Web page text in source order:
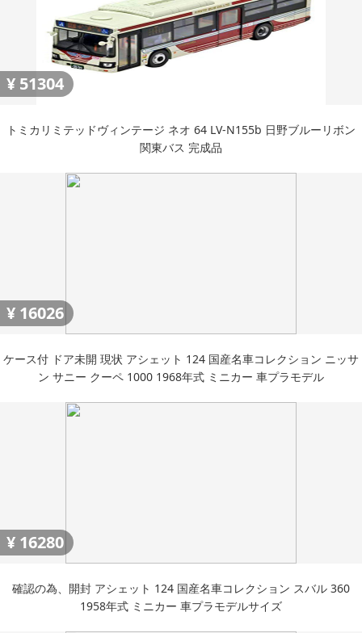
¥ 51304
トミカリミテッドヴィンテージ ネオ 64 LV-N155b 日野ブルーリボン
関東バス 完成品
¥ 16026
ケース付 ドア未開 現状 アシェット 124 国産名車コレクション ニッサ
ン サニー クーペ 1000 1968年式 ミニカー 車プラモデル
¥ 16280
確認の為、開封 アシェット 124 国産名車コレクション スバル 360
1958年式 ミニカー 車プラモデルサイズ